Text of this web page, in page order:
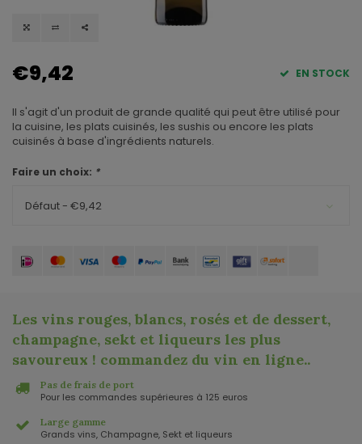
€9,42 EN STOCK
Il s'agit d'un produit de grande qualité qui peut être utilisé pour
la cuisine, les plats cuisinés, les sushis ou encore les plats
cuisinés à base d'ingrédients naturels.
Faire un choix: *
Défaut - €9,42
Les vins rouges, blancs, rosés et de dessert,
champagne, sekt et liqueurs les plus
savoureux ! commandez du vin en ligne..
Pas de frais de port
Pour les commandes supérieures à 125 euros
Large gamme
Grands vins, Champagne, Sekt et liqueurs